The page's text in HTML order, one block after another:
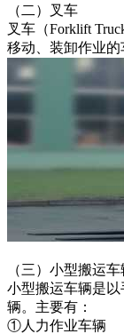
（二）叉车
叉车（Forklift
移动、装卸作业的
（三）小型搬运车
小型搬运车辆是
辆。主要有：
①人力作业车辆